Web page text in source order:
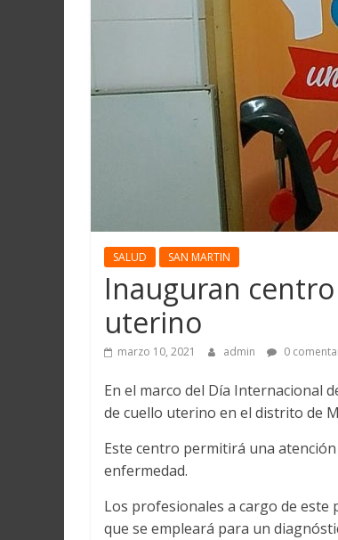
y
SALUD SAN MARTIN
Inauguran
uterino
marzo 10, 2021 admin 0
En el marco del Día Internacional
de cuello uterino en el distrito de
Este centro permitirá una
enfermedad.
Los profesionales a cargo de este
que se empleará para un